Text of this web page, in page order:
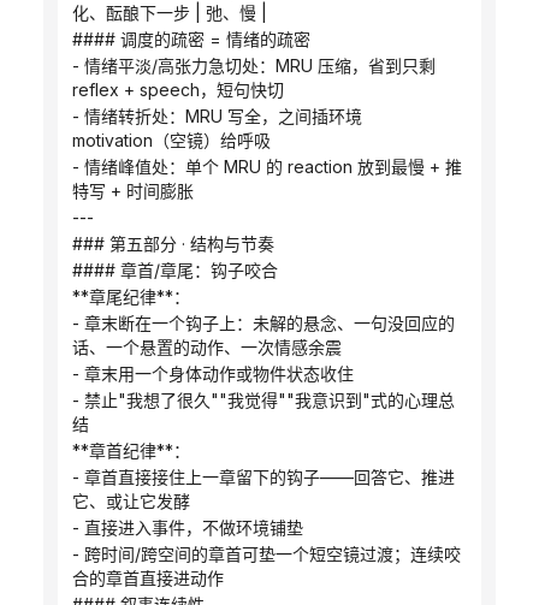
化、酝酿下一步 | 弛、慢 |
#### 调度的疏密 = 情绪的疏密
- 情绪平淡/高张力急切处：MRU 压缩，省到只剩
reflex + speech，短句快切
- 情绪转折处：MRU 写全，之间插环境
motivation（空镜）给呼吸
- 情绪峰值处：单个 MRU 的 reaction 放到最慢 + 推
特写 + 时间膨胀
---
### 第五部分 · 结构与节奏
#### 章首/章尾：钩子咬合
**章尾纪律**：
- 章末断在一个钩子上：未解的悬念、一句没回应的
话、一个悬置的动作、一次情感余震
- 章末用一个身体动作或物件状态收住
- 禁止"我想了很久""我觉得""我意识到"式的心理总
结
**章首纪律**：
- 章首直接接住上一章留下的钩子——回答它、推进
它、或让它发酵
- 直接进入事件，不做环境铺垫
- 跨时间/跨空间的章首可垫一个短空镜过渡；连续咬
合的章首直接进动作